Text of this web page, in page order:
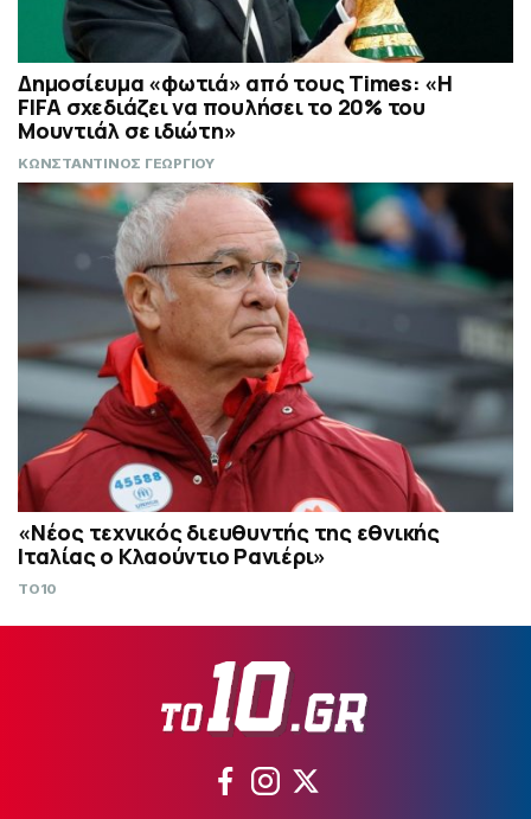
Δημοσίευμα «φωτιά» από τους Times: «Η
FIFA σχεδιάζει να πουλήσει το 20% του
Μουντιάλ σε ιδιώτη»
ΚΩΝΣΤΑΝΤΙΝΟΣ ΓΕΩΡΓΙΟΥ
«Νέος τεχνικός διευθυντής της εθνικής
Ιταλίας ο Κλαούντιο Ρανιέρι»
TO10